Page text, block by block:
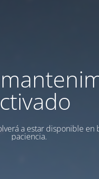
a estar disponible en
paciencia.